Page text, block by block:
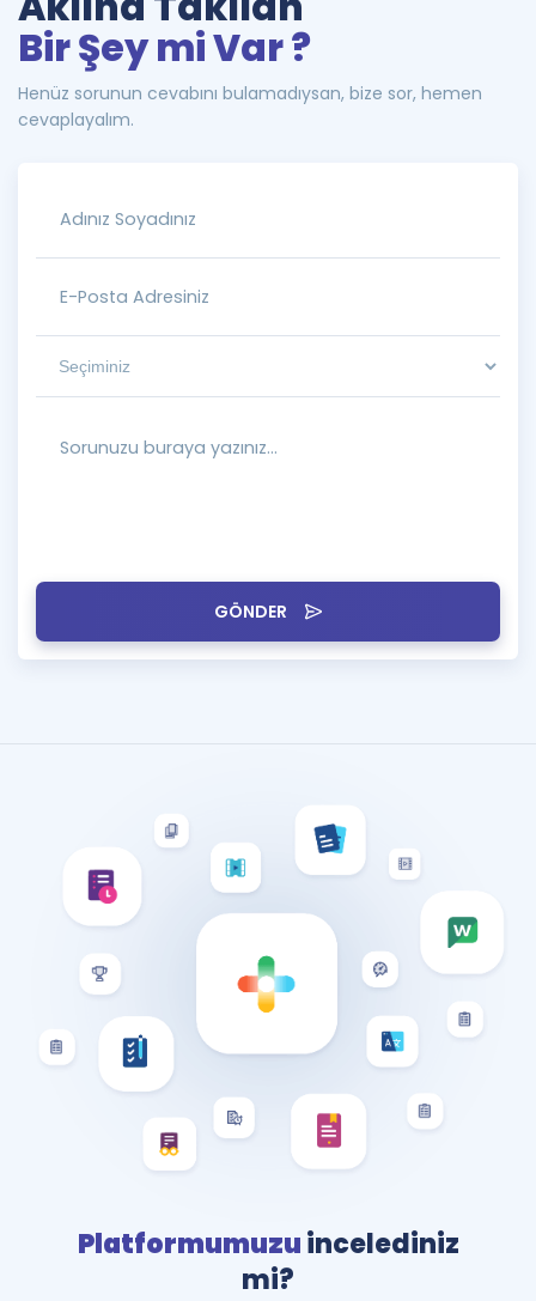
GÖNDER
Bir Şey mi Var ?
Henüz sorunun cevabını bulamadıysan, bize sor, hemen
cevaplayalım.
Platformumuzuincelediniz
mi?